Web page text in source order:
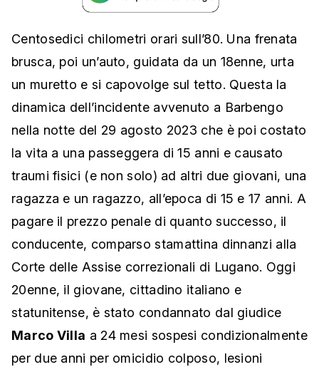
Centosedici chilometri orari sull’80. Una frenata
brusca, poi un’auto, guidata da un 18enne, urta
un muretto e si capovolge sul tetto. Questa la
dinamica dell’incidente avvenuto a Barbengo
nella notte del 29 agosto 2023 che è poi costato
la vita a una passeggera di 15 anni e causato
traumi fisici (e non solo) ad altri due giovani, una
ragazza e un ragazzo, all’epoca di 15 e 17 anni. A
pagare il prezzo penale di quanto successo, il
conducente, comparso stamattina dinnanzi alla
Corte delle Assise correzionali di Lugano. Oggi
20enne, il giovane, cittadino italiano e
statunitense, è stato condannato dal giudice
Marco Villa a 24 mesi sospesi condizionalmente
per due anni per omicidio colposo, lesioni